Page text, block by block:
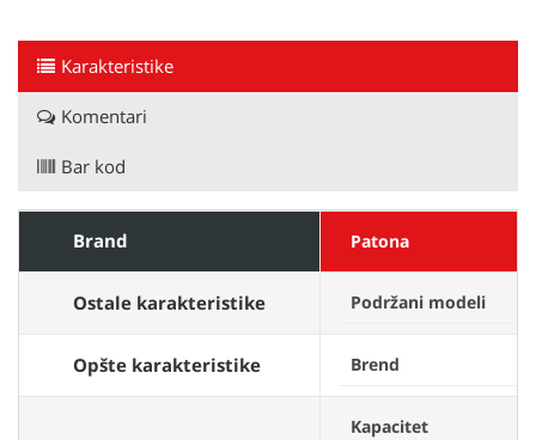
Karakteristike
Komentari
Bar kod
Brand Patona
Ostale karakteristike Podržani modeli
Opšte karakteristike Brend
Kapacitet